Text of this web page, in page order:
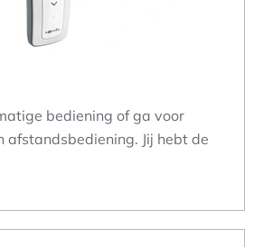
bediening of ga voor
afstandsbediening. Jij hebt de